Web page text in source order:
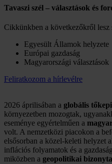
Tavaszi szél – választások és
Cikkünkben a következőkről lesz
Egyesült Államok helyzete
Európai gazdaság
Magyarországi választások
Feliratkozom a hírlevélre
2026 áprilisában a globális
környezetben mozogtak,
eseménye egyértelműen a
volt. A nemzetközi piacokon a
elsősorban a közel-keleti helyzet
inflációs folyamatok és a
miközben a geopolitikai